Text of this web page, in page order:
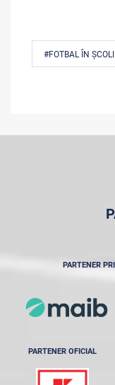
#FOTBAL ÎN ȘCOLI
PARTENER
PARTENER OFICIAL